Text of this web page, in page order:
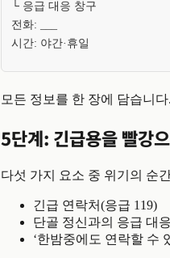
└ 응급 대응 창구
전화: ___
시간: 야간·휴일
모든 정보를 한 장에 담습니
5단계: 긴급용을 빨강
다섯 가지 요소 중 위기의 순
긴급 연락처(응급 119)
단골 정신과의 응급 대
‘한밤중에도 연락할 수